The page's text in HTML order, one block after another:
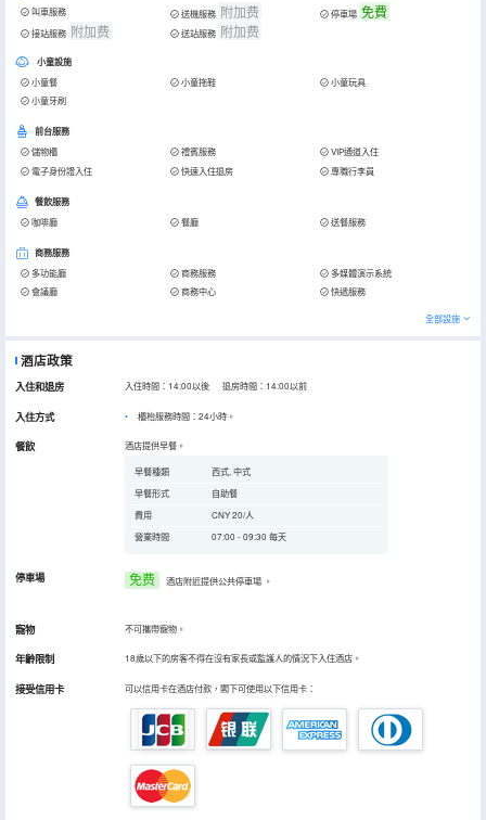
叫車服務 送機服務 附加费 停車場 免費
接站服務 附加费 送站服務 附加费
小童設施
小童餐 小童拖鞋
小童玩具
小童牙刷
前台服務
儲物櫃 禮賓服務
VIP通道入住
電子身份證入住
快速入住退房 專職行李員
餐飲服務
咖啡廳 餐廳 送餐服務
商務服務
多功能廳 商務服務
多媒體演示系統
會議廳
商務中心 快遞服務
全部設施
酒店政策
入住和退房 入住時間：14:00以後 退房時間：14:00以前
入住方式 櫃枱服務時間：24小時。
餐飲 酒店提供早餐。
早餐種類
西式, 中式
早餐形式
自助餐
費用
CNY 20/人
營業時間
07:00 - 09:30 每天
停車場 免费 酒店附近提供公共停車場 。
寵物 不可攜帶寵物。
年齡限制 18歲以下的房客不得在沒有家長或監護人的情況下入住酒店。
接受信用卡 可以信用卡在酒店付款，閣下可使用以下信用卡：